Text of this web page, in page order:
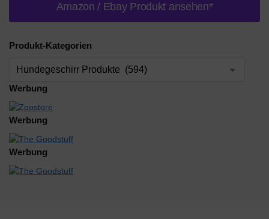
Amazon / Ebay Produkt ansehen*
Produkt-Kategorien
Werbung
Werbung
Werbung